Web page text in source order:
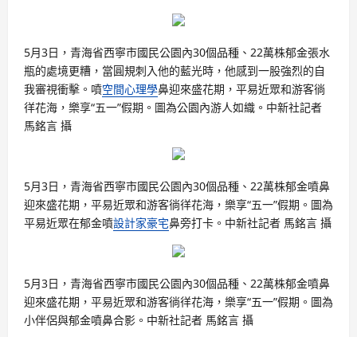
5月3日，青海省西寧市國民公園內30個品種、22萬株郁金張水
瓶的處境更糟，當圓規刺入他的藍光時，他感到一股強烈的自
我審視衝擊。噴空間心理學鼻迎來盛花期，平易近眾和游客徜
徉花海，樂享“五一”假期。圖為公園內游人如織。中新社記者
馬銘言 攝
5月3日，青海省西寧市國民公園內30個品種、22萬株郁金噴鼻
迎來盛花期，平易近眾和游客徜徉花海，樂享“五一”假期。圖為
平易近眾在郁金噴設計家豪宅鼻旁打卡。中新社記者 馬銘言 攝
5月3日，青海省西寧市國民公園內30個品種、22萬株郁金噴鼻
迎來盛花期，平易近眾和游客徜徉花海，樂享“五一”假期。圖為
小伴侶與郁金噴鼻合影。中新社記者 馬銘言 攝